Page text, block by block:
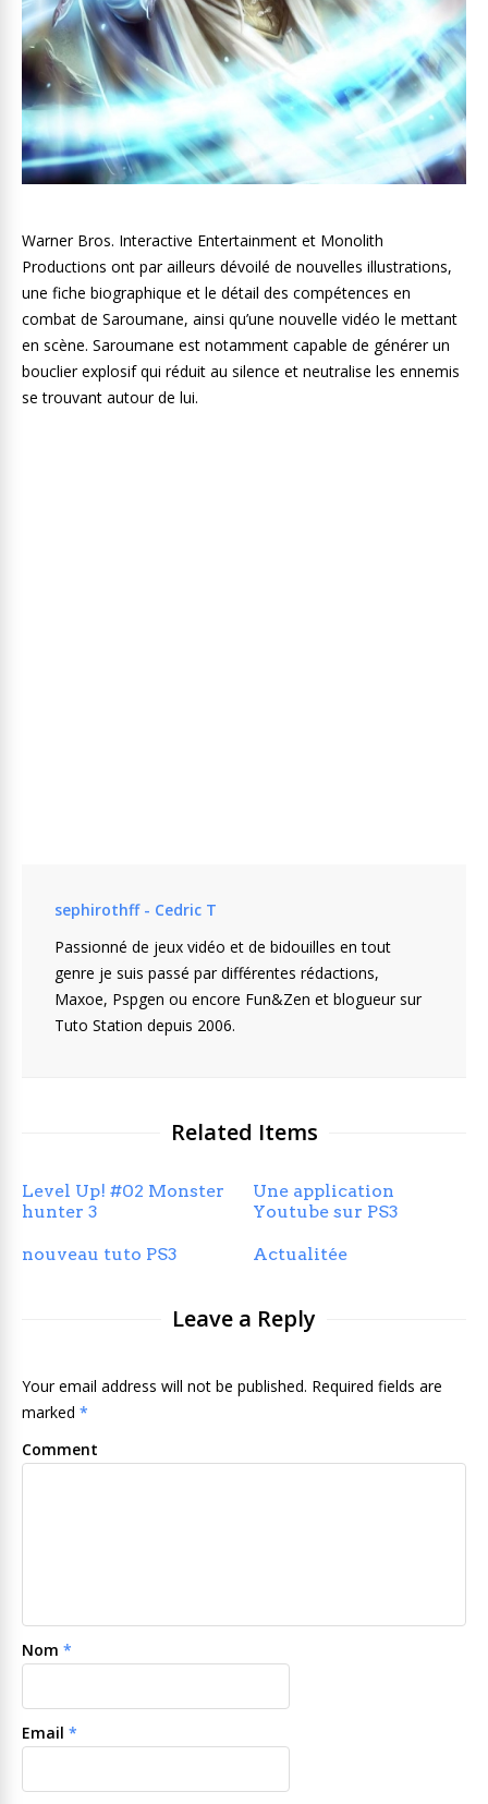
Warner Bros. Interactive Entertainment et Monolith
Productions ont par ailleurs dévoilé de nouvelles illustrations,
une fiche biographique et le détail des compétences en
combat de Saroumane, ainsi qu’une nouvelle vidéo le mettant
en scène. Saroumane est notamment capable de générer un
bouclier explosif qui réduit au silence et neutralise les ennemis
se trouvant autour de lui.
sephirothff - Cedric T
Passionné de jeux vidéo et de bidouilles en tout
genre je suis passé par différentes rédactions,
Maxoe, Pspgen ou encore Fun&Zen et blogueur sur
Tuto Station depuis 2006.
Related Items
Level Up! #02 Monster
hunter 3
Une application
Youtube sur PS3
nouveau tuto PS3 Actualitée
Leave a Reply
Your email address will not be published. Required fields are
marked *
Comment
Nom *
Email *